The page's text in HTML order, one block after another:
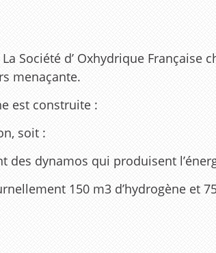
Société d’ Oxhydrique Française
menaçante.
est construite :
soit :
dynamos qui produisent
150 m3 d’hydrogène et